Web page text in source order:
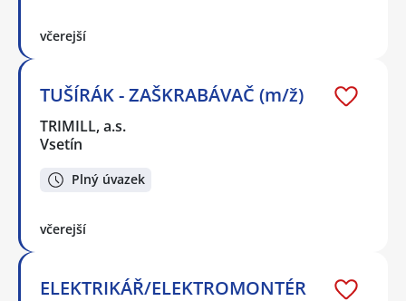
včerejší
TUŠÍRÁK - ZAŠKRABÁVAČ (m/ž)
TRIMILL, a.s.
Vsetín
Plný úvazek
včerejší
ELEKTRIKÁŘ/ELEKTROMONTÉR